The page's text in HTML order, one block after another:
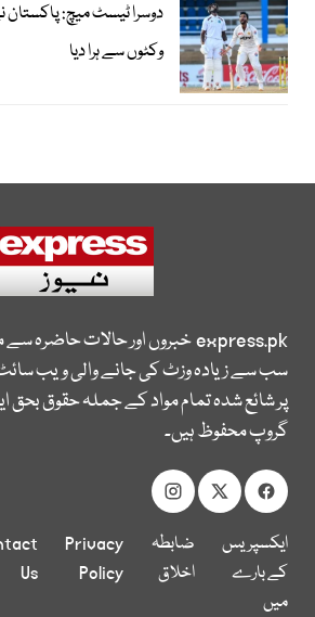
وکٹوں سے ہرا دیا
express.pkخبروں اور حالات حاضرہ
سب سے زیادہ وزٹ کی جانے والی ویب
پر شائع شدہ تمام مواد کے جملہ حقوق بحق
گروپ محفوظ ہیں۔
ایکسپریس
کے بارے
میں
ضابطہ
اخلاق
Privacy
Policy
Us